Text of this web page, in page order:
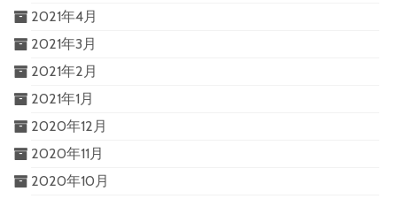
2021年4月
2021年3月
2021年2月
2021年1月
2020年12月
2020年11月
2020年10月